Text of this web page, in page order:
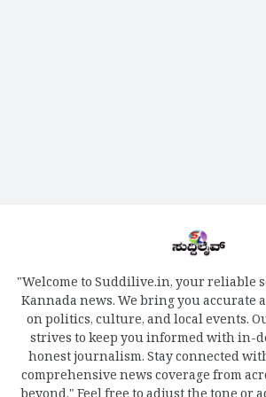
"Welcome to Suddilive.in, your reliable
Kannada news. We bring you accurate
on politics, culture, and local events.
strives to keep you informed with in-
honest journalism. Stay connected
comprehensive news coverage from